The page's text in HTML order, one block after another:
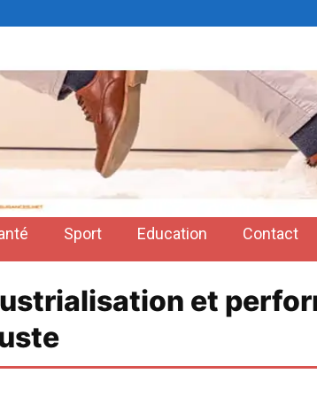
Sport Education Contact
et